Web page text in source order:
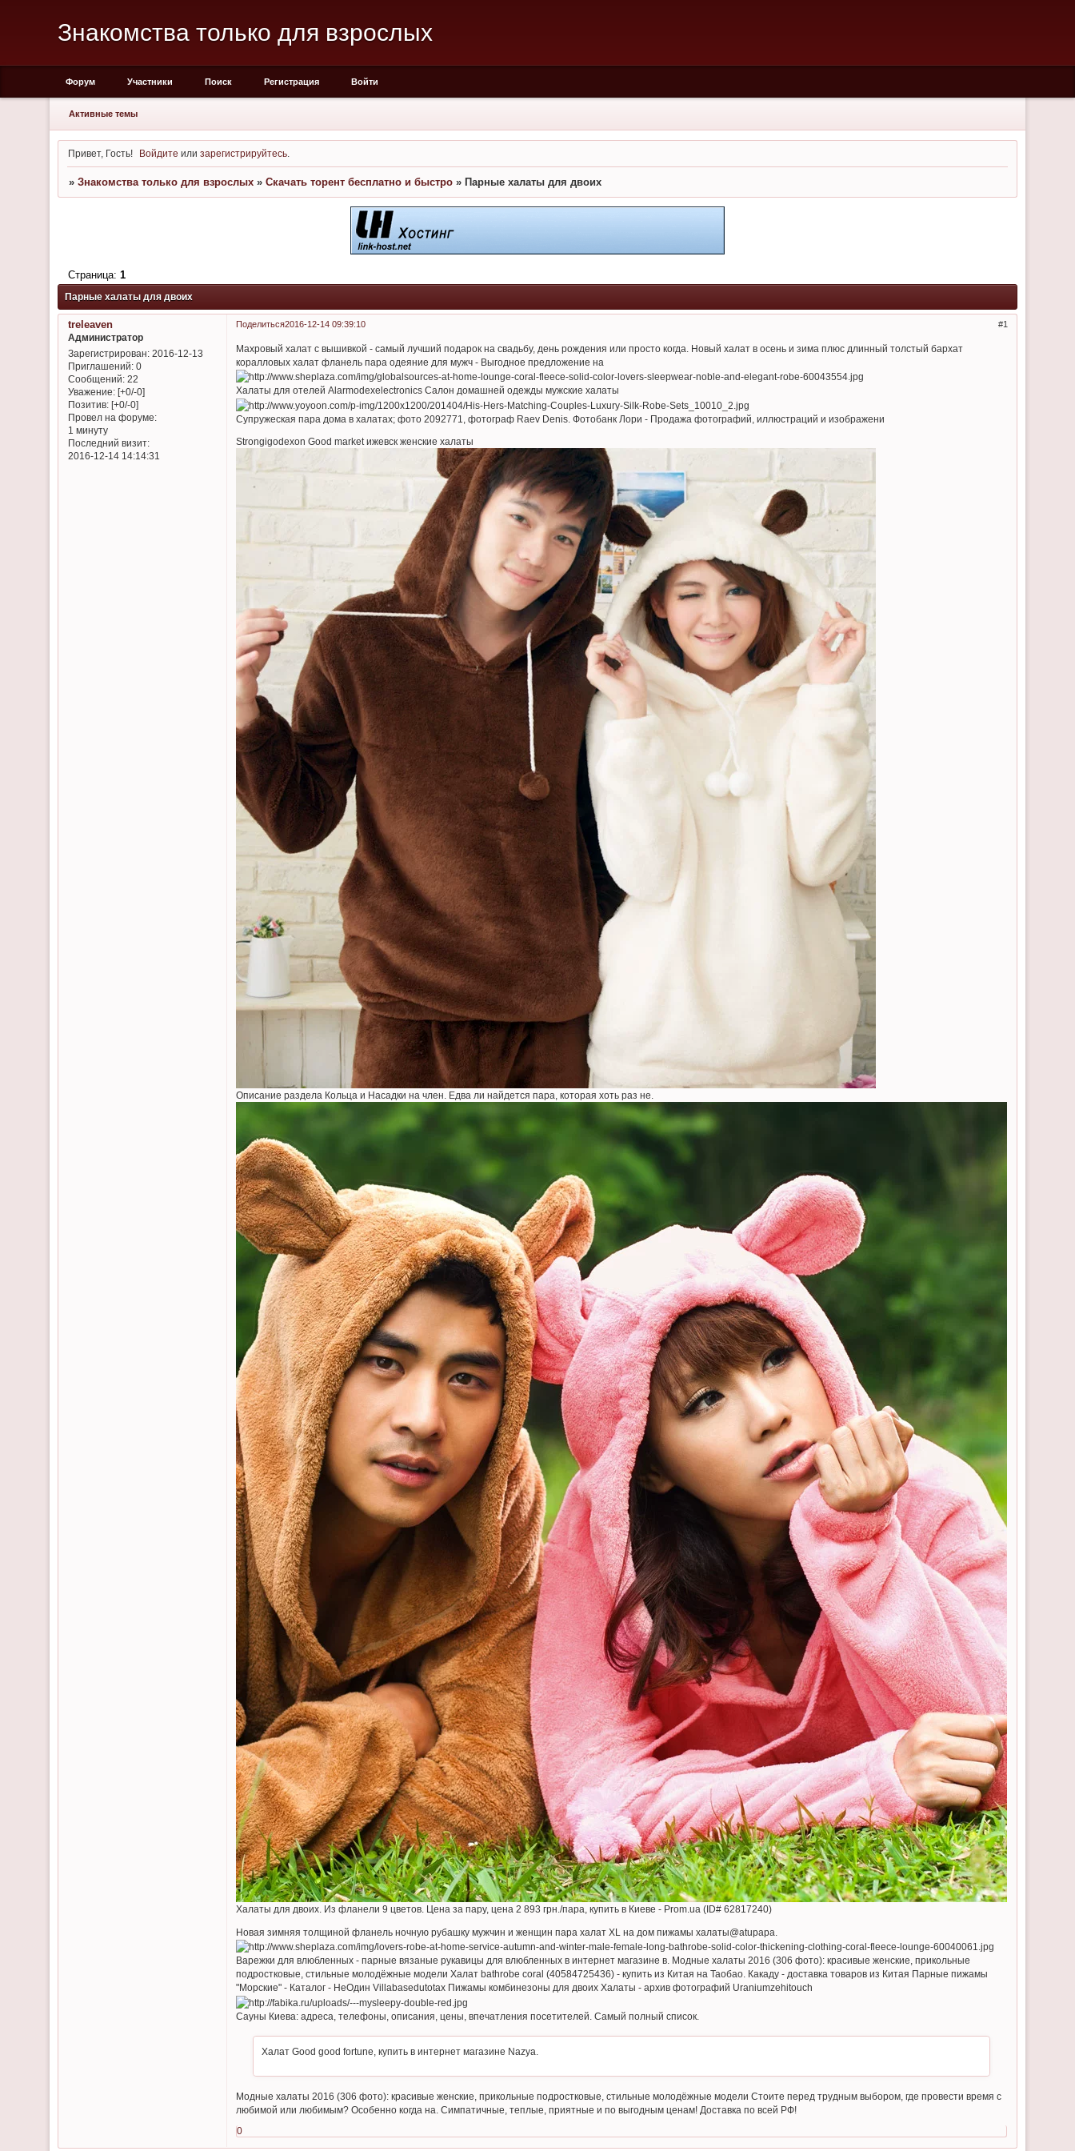
Знакомства только для взрослых
Форум Участники Поиск Регистрация Войти
Активные темы
Привет, Гость! Войдите илизарегистрируйтесь
» Знакомства только для взрослых » Скачать торент бесплатно и быстро » Парные халаты для двоих
Парные халаты для двоих
Страница: 1
Поделиться 1
2016-12-14 09:39:10
treleaven
Администратор
Зарегистрирован: 2016-12-13
Приглашений:0
Сообщений:22
Уважение: [+0/-0]
Позитив: [+0/-0]
Провел на форуме:
1 минуту
Последний визит:
2016-12-14 14:14:31
Махровый халат с вышивкой - самый лучший подарок на свадьбу, день рождения или просто когда. Новый халат в осень и зима плюс длинный толстый бархат
коралловых халат фланель пара одеяние для мужч - Выгодное предложение на
Халаты для отелей Alarmodexelectronics Салон домашней одежды мужские халаты
Супружеская пара дома в халатах; фото 2092771, фотограф Raev Denis. Фотобанк Лори - Продажа фотографий, иллюстраций и изображени
Strongigodexon Good market ижевск женские халаты
Описание раздела Кольца и Насадки на член. Едва ли найдется пара, которая хоть раз не.
Халаты для двоих. Из фланели 9 цветов. Цена за пару, цена 2 893 грн./пара, купить в Киеве - Prom.ua (ID# 62817240)
Новая зимняя толщиной фланель ночную рубашку мужчин и женщин пара халат XL на дом пижамы халаты@atupapa.
Варежки для влюбленных - парные вязаные рукавицы для влюбленных в интернет магазине в. Модные халаты 2016 (306 фото): красивые женские, прикольные
подростковые, стильные молодёжные модели Халат bathrobe coral (40584725436) - купить из Китая на Таобао. Какаду - доставка товаров из Китая Парные пижамы
"Морские" - Каталог - НеОдин Villabasedutotax Пижамы комбинезоны для двоих Халаты - архив фотографий Uraniumzehitouch
Сауны Киева: адреса, телефоны, описания, цены, впечатления посетителей. Самый полный список.
Халат Good good fortune, купить в интернет магазине Nazya.
Модные халаты 2016 (306 фото): красивые женские, прикольные подростковые, стильные молодёжные модели Стоите перед трудным выбором, где провести время с
любимой или любимым? Особенно когда на. Симпатичные, теплые, приятные и по выгодным ценам! Доставка по всей РФ!
0